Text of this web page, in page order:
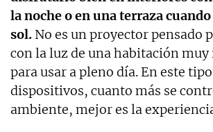
la noche o en una terraza
sol. No es un proyector pensado
con la luz de una habitación
para usar a pleno día. En este
dispositivos, cuanto más se
ambiente, mejor es la